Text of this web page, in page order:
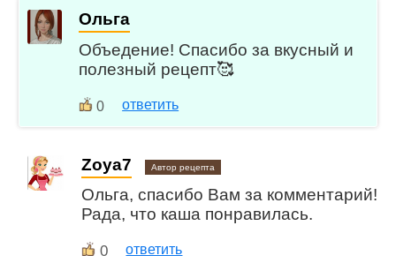
Ольга
Объедение! Спасибо за вкусный и
полезный рецепт🥰
0 ответить
Zoya7 Автор рецепта
Ольга, спасибо Вам за комментарий!
Рада, что каша понравилась.
0 ответить